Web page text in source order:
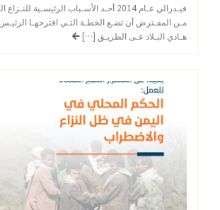
فيـدرالي عـام 2014 أحـد الأسـباب الرئيسـية
مـن المفـترض أن تضـع الخطـة التـي اقترحهـا
هـادي البـلاد عـى الطريـق […]